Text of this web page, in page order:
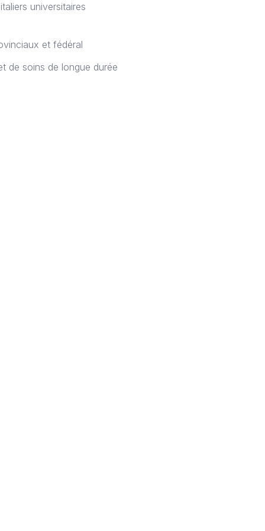
universitaires
et fédéral
de soins de longue durée